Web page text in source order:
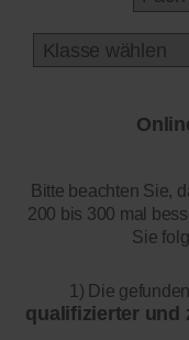
Bitte beachten Sie,
200 bis 300 mal
Sie
1) Die
qualifizierter und